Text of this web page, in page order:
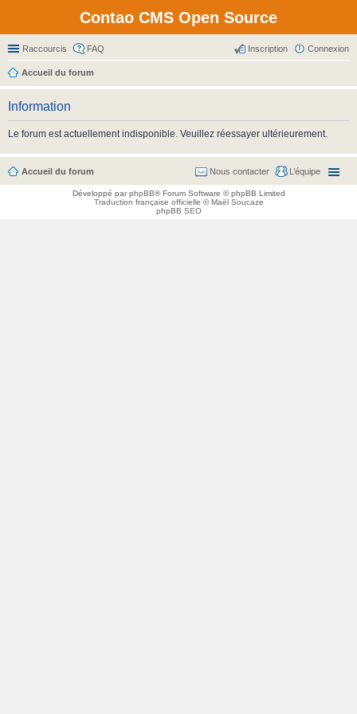
Contao CMS Open Source
Raccourcis FAQ Connexion
Inscription
Accueil du forum
Information
Le forum est actuellement indisponible. Veuillez réessayer ultérieurement.
Accueil du forum L’équipe
Nous contacter
Développé parphpBB® Forum Software © phpBB Limited
Traduction française officielle ©Maël Soucaze
phpBB SEO